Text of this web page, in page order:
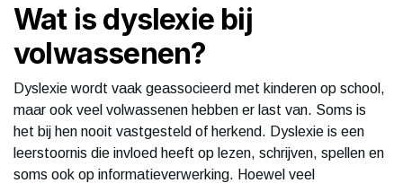
Wat is dyslexie bij
volwassenen?
Dyslexie wordt vaak geassocieerd met kinderen op school,
maar ook veel volwassenen hebben er last van. Soms is
het bij hen nooit vastgesteld of herkend. Dyslexie is een
leerstoornis die invloed heeft op lezen, schrijven, spellen en
soms ook op informatieverwerking. Hoewel veel